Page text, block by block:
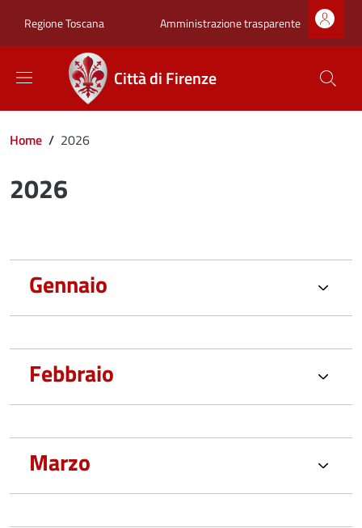
Regione Toscana Zona superiore
Amministrazione trasparente
Città di Firenze
Briciole di pane
Home / 2026
2026
Gennaio
Febbraio
Marzo